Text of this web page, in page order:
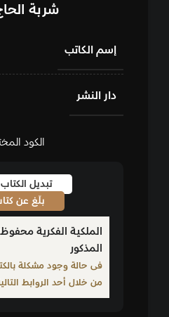
شربة
إسم الكاتب
دار النشر
الكود
تبديل الكتاب
بلّغ عن
الملكية الفكرية
المذكور
فى حالة وجود مشكلة
من خلال أحد الروابط